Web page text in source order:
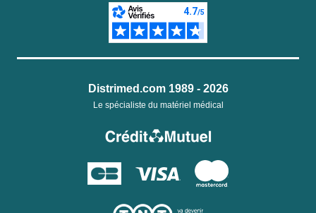
Distrimed.com 1989 - 2026
Le spécialiste du matériel médical